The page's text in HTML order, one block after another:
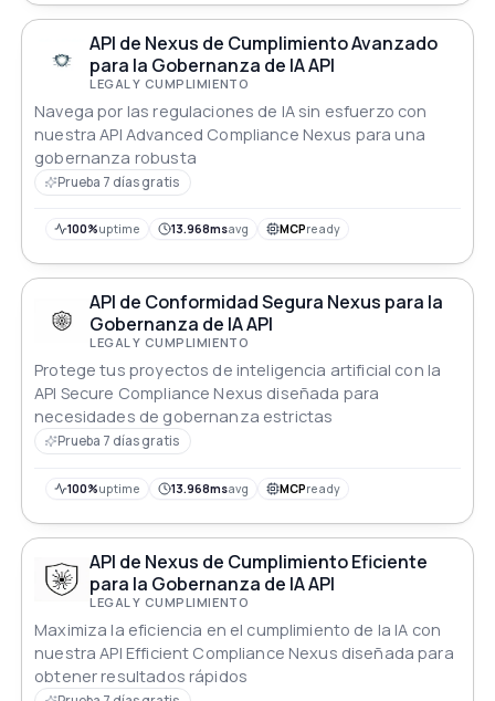
DALL·E, MidJourney, Stable Diffusion, RunwayML,
Pollinations, Ideogram, Bing Image Creator, Fotor AI,
Canva AI, Reimagine AI, Pika Labs, Sora, AI Video Maker,
AI Veo, Synthesia, Lumen5, Descript, ElevenLabs, Murf
AI, Suno, Aiva, Amper Music, Mubert, Replit AI, Copilot,
CodeWhisperer, Tabnine, Cursor AI, Hugging Face,
TensorFlow, PyTorch, LangChain, CrewAI, AutoGPT,
BabyAGI, AgentGPT, Leonardo.AI y muchas más
plataformas de IA de vanguardia
API de Nexus de Cumplimiento Avanzado
para la Gobernanza de IA API
LEGAL Y CUMPLIMIENTO
Navega por las regulaciones de IA sin esfuerzo con
nuestra API Advanced Compliance Nexus para una
gobernanza robusta
Prueba 7 días gratis
100%uptime 13.968msavg MCPready
API de Conformidad Segura Nexus para la
Gobernanza de IA API
LEGAL Y CUMPLIMIENTO
Protege tus proyectos de inteligencia artificial con la
API Secure Compliance Nexus diseñada para
necesidades de gobernanza estrictas
Prueba 7 días gratis
100%uptime 13.968msavg MCPready
API de Nexus de Cumplimiento Eficiente
para la Gobernanza de IA API
LEGAL Y CUMPLIMIENTO
Maximiza la eficiencia en el cumplimiento de la IA con
nuestra API Efficient Compliance Nexus diseñada para
obtener resultados rápidos